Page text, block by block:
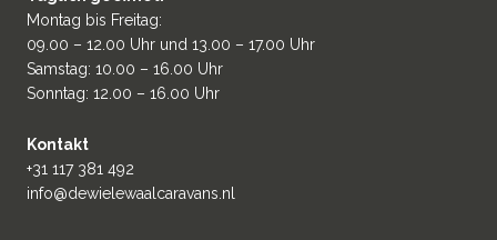
Montag bis Freitag:
09.00 – 12.00 Uhr und 13.00 – 17.00 Uhr
Samstag: 10.00 – 16.00 Uhr
Sonntag: 12.00 – 16.00 Uhr
Kontakt
+31 117 381 492
info@dewielewaalcaravans.nl